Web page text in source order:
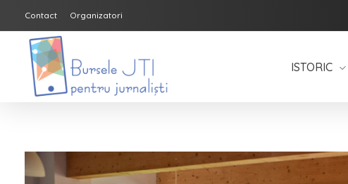
Contact Organizatori
ISTORIC